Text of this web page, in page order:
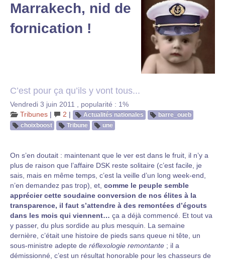
Marrakech, nid de
fornication !
C’est pour ça qu’ils y vont tous...
Vendredi 3 juin 2011
popularité : 1%
Tribunes | 2 | Actualités nationales
barre_oueb
choixboost
Tribune une
On s’en doutait : maintenant que le ver est dans le fruit, il n’y a
plus de raison que l’affaire DSK reste solitaire (c’est facile, je
sais, mais en même temps, c’est la veille d’un long week-end,
n’en demandez pas trop), et, comme le peuple semble
apprécier cette soudaine conversion de nos élites à la
transparence, il faut s’attendre à des remontées d’égouts
dans les mois qui viennent… ça a déjà commencé. Et tout va
y passer, du plus sordide au plus mesquin. La semaine
dernière, c’était une histoire de pieds sans queue ni tête, un
sous-ministre adepte de réflexologie remontante ; il a
démissionné, c’est un résultat honorable pour les chasseurs de